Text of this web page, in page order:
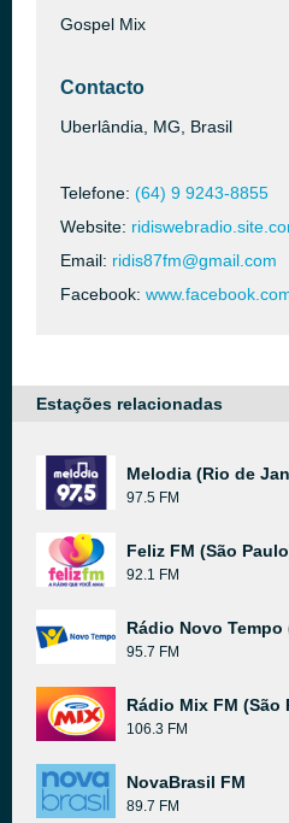
Gospel Mix
Contacto
Uberlândia, MG, Brasil
Telefone: (64) 9 9243-8855
Website:
Email: ridis87fm@gmail.com
Facebook:
Estações relacionadas
Melodia (Rio de
97.5 FM
Feliz FM (São
92.1 FM
Rádio Novo
95.7 FM
Rádio Mix FM (São
106.3 FM
NovaBrasil FM
89.7 FM